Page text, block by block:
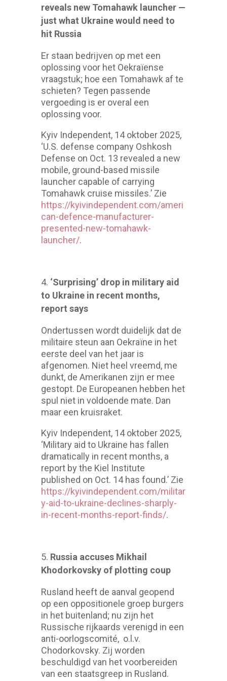
reveals new Tomahawk launcher —
just what Ukraine would need to
hit Russia
Er staan bedrijven op met een
oplossing voor het Oekraïense
vraagstuk; hoe een Tomahawk af te
schieten? Tegen passende
vergoeding is er overal een
oplossing voor.
Kyiv Independent, 14 oktober 2025,
‘U.S. defense company Oshkosh
Defense on Oct. 13 revealed a new
mobile, ground-based missile
launcher capable of carrying
Tomahawk cruise missiles.’ Zie
https://kyivindependent.com/ameri
can-defence-manufacturer-
presented-new-tomahawk-
launcher/.
‘Surprising’ drop in military aid
to Ukraine in recent months,
report says
Ondertussen wordt duidelijk dat de
militaire steun aan Oekraïne in het
eerste deel van het jaar is
afgenomen. Niet heel vreemd, me
dunkt, de Amerikanen zijn er mee
gestopt. De Europeanen hebben het
spul niet in voldoende mate. Dan
maar een kruisraket.
Kyiv Independent, 14 oktober 2025,
‘Military aid to Ukraine has fallen
dramatically in recent months, a
report by the Kiel Institute
published on Oct. 14 has found.’ Zie
https://kyivindependent.com/militar
y-aid-to-ukraine-declines-sharply-
in-recent-months-report-finds/.
Russia accuses Mikhail
Khodorkovsky of plotting coup
Rusland heeft de aanval geopend
op een oppositionele groep burgers
in het buitenland; nu zijn het
Russische rijkaards verenigd in een
anti-oorlogscomité, o.l.v.
Chodorkovsky. Zij worden
beschuldigd van het voorbereiden
van een staatsgreep in Rusland.